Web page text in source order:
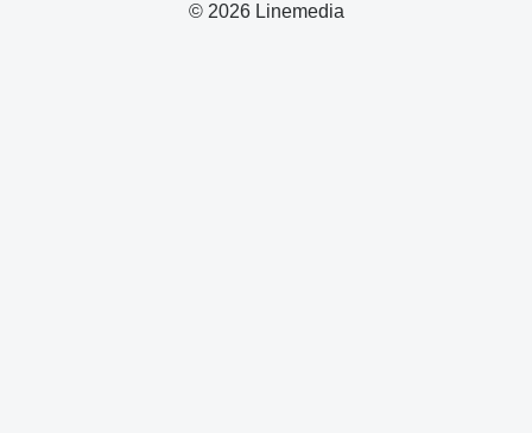
© 2026 Linemedia